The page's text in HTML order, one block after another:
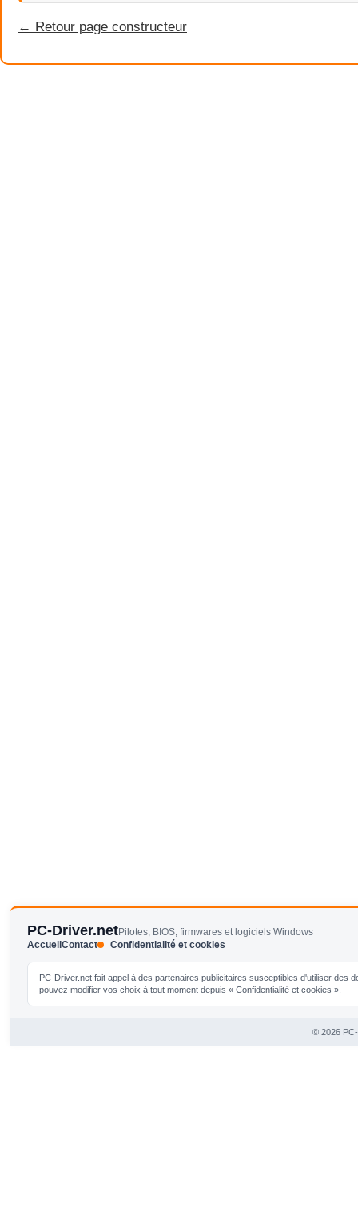
← Retour page constructeur
PC-Driver.netPilotes, BIOS, firmwares et logiciels Windows
AccueilContact Confidentialité et cookies
PC-Driver.net fait appel à des partenaires publicitaires susceptibles d'utiliser
pouvez modifier vos choix à tout moment depuis « Confidentialité et cookies ».
© 2026